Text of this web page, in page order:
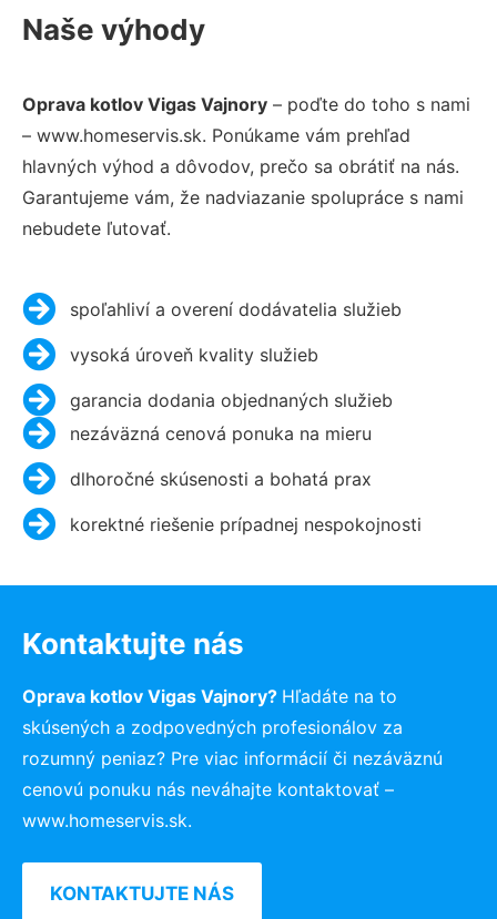
Naše výhody
Oprava kotlov Vigas Vajnory – poďte do toho s nami
– www.homeservis.sk. Ponúkame vám prehľad
hlavných výhod a dôvodov, prečo sa obrátiť na nás.
Garantujeme vám, že nadviazanie spolupráce s nami
nebudete ľutovať.
spoľahliví a overení dodávatelia služieb
vysoká úroveň kvality služieb
garancia dodania objednaných služieb
nezáväzná cenová ponuka na mieru
dlhoročné skúsenosti a bohatá prax
korektné riešenie prípadnej nespokojnosti
Kontaktujte nás
Oprava kotlov Vigas Vajnory? Hľadáte na to
skúsených a zodpovedných profesionálov za
rozumný peniaz? Pre viac informácií či nezáväznú
cenovú ponuku nás neváhajte kontaktovať –
www.homeservis.sk.
KONTAKTUJTE NÁS